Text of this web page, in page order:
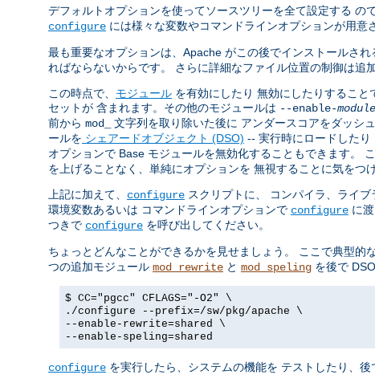
デフォルトオプションを使ってソースツリーを全て設定する の
configure には様々な変数やコマンドラインオプションが用意
最も重要なオプションは、Apache がこの後でインストールされ
ればならないからです。 さらに詳細なファイル位置の制御は追
この時点で、 モジュール を有効にしたり 無効にしたりすること
セットが 含まれます。その他のモジュールは --enable-module
前から mod_ 文字列を取り除いた後に アンダースコアをダッシ
ールを シェアードオブジェクト (DSO) -- 実行時にロードしたり
オプションで Base モジュールを無効化することもできます。
を上げることなく、単純にオプションを 無視することに気をつ
上記に加えて、 configure スクリプトに、 コンパイラ、ライ
環境変数あるいは コマンドラインオプションで configure に
つきで configure を呼び出してください。
ちょっとどんなことができるかを見せましょう。 ここで典型的
つの追加モジュール mod_rewrite と mod_speling を後で
$ CC="pgcc" CFLAGS="-O2" \
./configure --prefix=/sw/pkg/apache \
--enable-rewrite=shared \
--enable-speling=shared
configure を実行したら、システムの機能を テストしたり、